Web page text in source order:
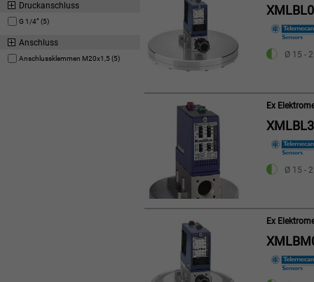
Druckanschluss
G 1/4” (5)
Anschluss
Anschlussklemmen M20x1,5 (5) Ø 15 -
Ex
Ø 15 -
Ex